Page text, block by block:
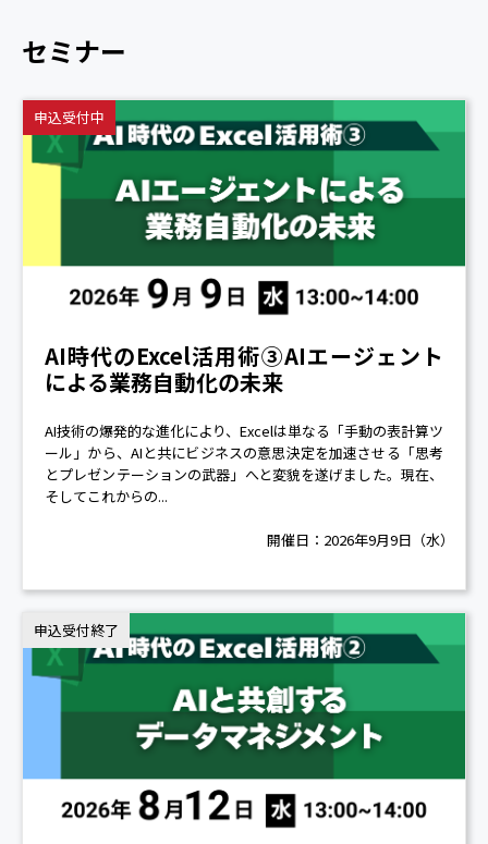
セミナー
申込受付中
AI時代のExcel活用術③AIエージェント
による業務自動化の未来
AI技術の爆発的な進化により、Excelは単なる「手動の表計算ツ
ール」から、AIと共にビジネスの意思決定を加速させる「思考
とプレゼンテーションの武器」へと変貌を遂げました。現在、
そしてこれからの...
開催日： 2026年9月9日（水）
申込受付終了